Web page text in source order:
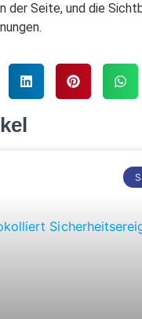
der Seite, und die